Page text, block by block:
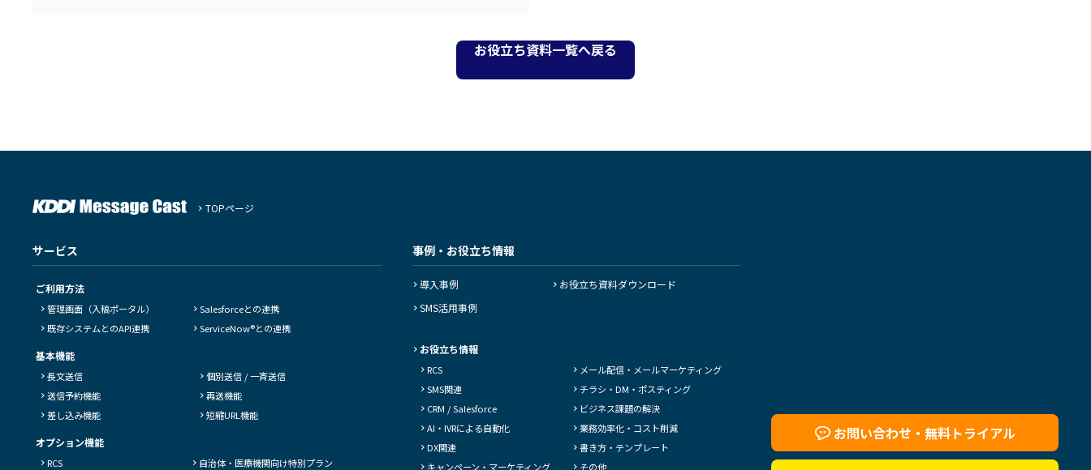
お役立ち資料一覧へ戻る
TOPページ
サービス
ご利用方法
管理画面（入稿ポータル）
既存システムとのAPI連携
Salesforceとの連携
ServiceNow®との連携
基本機能
長文送信
送信予約機能
差し込み機能
個別送信 / 一斉送信
再送機能
短縮URL機能
オプション機能
RCS 自治体・医療機関向け特別プラン
事例・お役立ち情報
導入事例
SMS活用事例
お役立ち資料ダウンロード
お役立ち情報
RCS
SMS関連
CRM / Salesforce
AI・IVRによる自動化
DX関連
キャンペーン・ マーケティング
メール配信・ メールマーケティング
チラシ・DM・ ポスティング
ビジネス課題の解決
業務効率化・コスト削減
書き方・テンプレート
その他
お問い合わせ・無料トライアル